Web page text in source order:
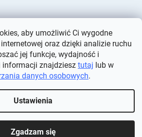
aby umożliwić Ci wygodne
oraz dzięki analizie ruchu
jej funkcje, wydajność i
informacji znajdziesz tutaj lub w
danych osobowych.
Ustawienia
Zgadzam się